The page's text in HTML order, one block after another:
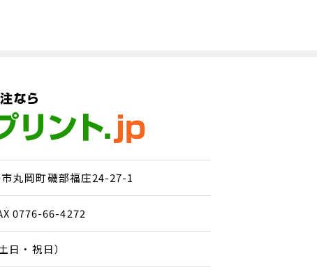
丸岡町磯部福庄24-27-1
0776-66-4272
日・祝日）